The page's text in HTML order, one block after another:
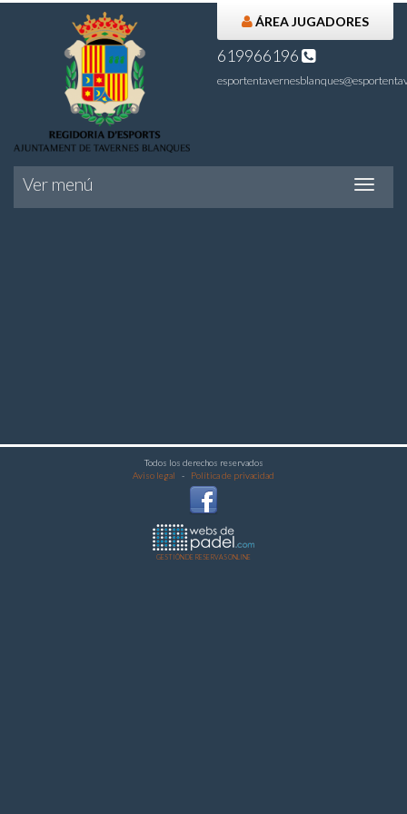
ÁREA JUGADORES
619966196
Ver
Ver menú
Todos los derechos reservados
Aviso legal
- Política de privacidad
GESTIÓN DE RESERVAS ONLINE